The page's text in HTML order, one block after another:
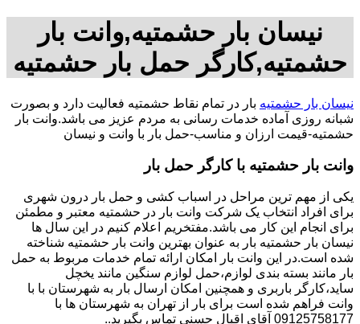
نیسان بار حشمتیه,وانت بار
حشمتیه,کارگر حمل بار حشمتیه
نیسان بار حشمتیه بار در تمام نقاط حشمتیه فعالیت دارد و بصورت
شبانه روزی آماده خدمات رسانی به مردم عزیز می باشد.وانت بار
حشمتیه-قیمت ارزان و مناسب-حمل بار با وانت و نیسان
وانت بار حشمتیه با کارگر حمل بار
یکی از مهم ترین مراحل در اسباب کشی و حمل بار درون شهری
برای افراد انتخاب یک شرکت وانت بار در حشمتیه معتبر و مطمئن
برای انجام این کار می باشد.مفتخریم اعلام کنیم در این سال ها
نیسان بار حشمتیه بار به عنوان بهترین وانت بار حشمتیه شناخته
شده است.در این وانت بار امکان ارائه تمام خدمات مربوط به حمل
بار مانند بسته بندی لوازم،حمل لوازم سنگین مانند یخچل
ساید،کارگر باربری و همچنین امکان ارسال بار به شهرستان با با
وانت فراهم شده است برای بار از تهران به شهرستان ها با
09125758177 آقای اقبال حسنی تماس بگیرید..